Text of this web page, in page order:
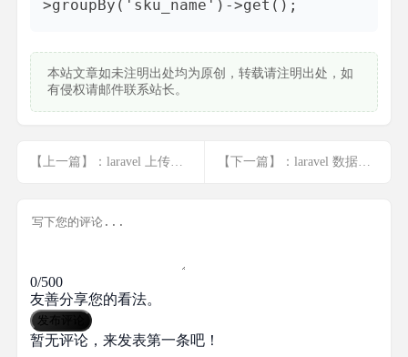
本站文章如未注明出处均为原创，转载请注明出处，如
有侵权请邮件联系站长。
【上一篇】：laravel 上传验证 【下一篇】：laravel 数据库的事务操作 +打印sql
0/500
友善分享您的看法。
发布评论
暂无评论，来发表第一条吧！